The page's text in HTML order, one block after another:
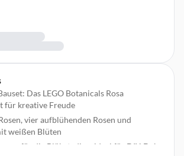
Das LEGO Botanicals Rosa
für kreative Freude
vier aufblühenden Rosen und
weißen Blüten
für die Blühstadien, ideal für DIY-Deko